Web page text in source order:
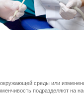
среды или
подразделяют на